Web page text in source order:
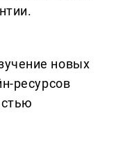
новых
ресурсов